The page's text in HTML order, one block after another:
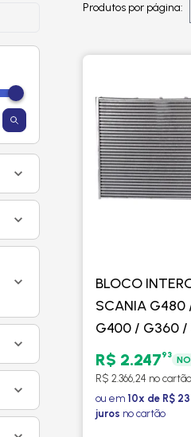
Produtos por página:
BLOCO
SCANIA G480
G400 / G360
2019 SERIE 6
EURO 5 -
R$ 2.24793
R$ 2.366,24 no cartão
ou em 10x de R$
juros no cartão